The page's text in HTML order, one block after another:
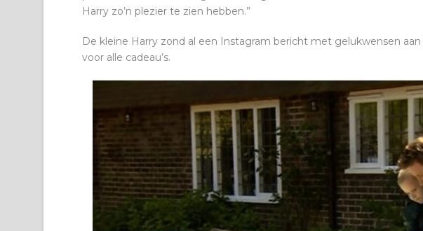
Harry zo’n plezier te zien hebben.”
De kleine Harry zond al een Instagram bericht met gelukwensen
voor alle cadeau’s.